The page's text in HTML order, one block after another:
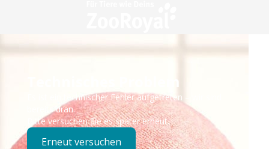
Technisches Problem
Es ist ein technischer Fehler aufgetreten – wir sind
bereits dran.
Bitte versuchen Sie es später erneut.
Erneut versuchen